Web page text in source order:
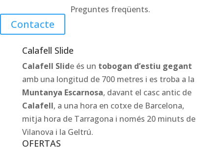
Preguntes freqüents.
Contacte
Calafell Slide
Calafell Slide és un tobogan d’estiu gegant
amb una longitud de 700 metres i es troba a la
Muntanya Escarnosa, davant el casc antic de
Calafell, a una hora en cotxe de Barcelona, ​​
mitja hora de Tarragona i només 20 minuts de
Vilanova i la Geltrú.
OFERTAS